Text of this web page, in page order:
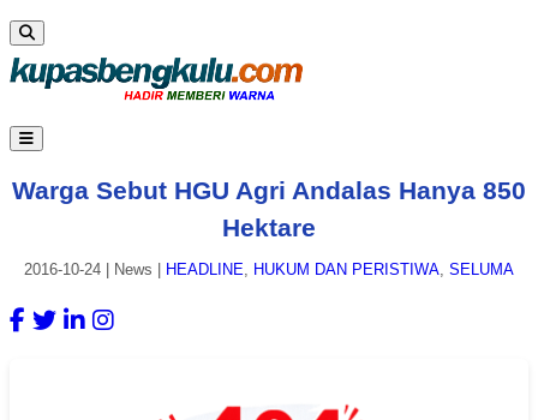
Warga Sebut HGU Agri Andalas Hanya 850
Hektare
2016-10-24 News HEADLINE, HUKUM DAN PERISTIWA, SELUMA